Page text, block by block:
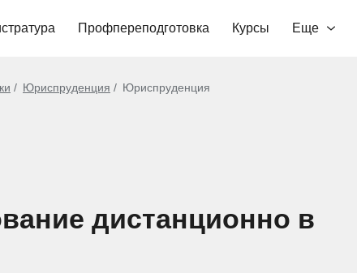
Профпереподготовка Курсы Еще
Юриспруденция Юриспруденция
дистанционно в